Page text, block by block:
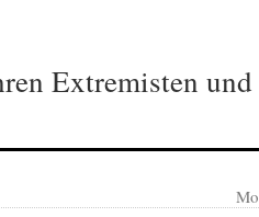
Extremisten und